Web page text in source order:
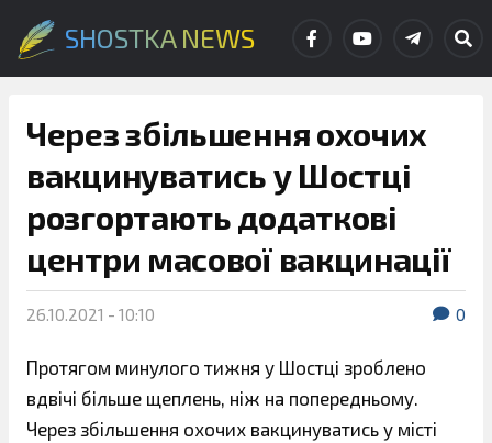
SHOSTKA NEWS
Через збільшення охочих
вакцинуватись у Шостці
розгортають додаткові
центри масової вакцинації
26.10.2021 - 10:10 0
Протягом минулого тижня у Шостці зроблено
вдвічі більше щеплень, ніж на попередньому.
Через збільшення охочих вакцинуватись у місті